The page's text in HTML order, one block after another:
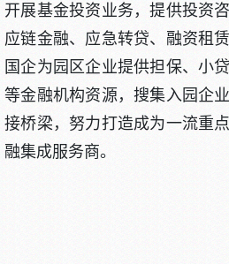
开展基金投资业务，提供投资
应链金融、应急转贷、融资租
国企为园区企业提供担保、小
等金融机构资源，搜集入园企
接桥梁，努力打造成为一流重
融集成服务商。